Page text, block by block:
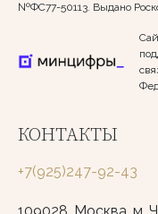
№ФС77-50113. Выдано
КОНТАКТЫ
+7(925)247-92-43